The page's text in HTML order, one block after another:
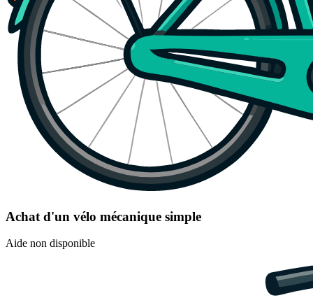
Achat d'un vélo mécanique simple
Aide non disponible